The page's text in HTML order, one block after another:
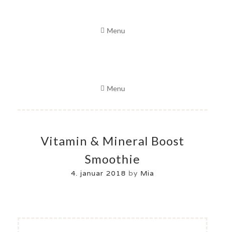
Menu
Menu
Vitamin & Mineral Boost
Smoothie
4. januar 2018 by Mia